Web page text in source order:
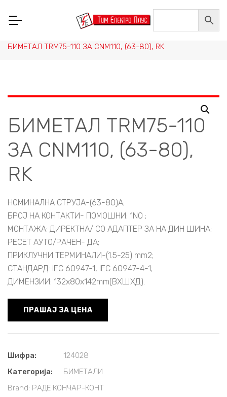
НИСКОНАПОНСКА ОПРЕМА
СКЛОПНА ТЕХНИКА, РЕЛЕИ И ПРЕИНУВАЧИ
БИМЕТАЛ TRM75-110 ЗА CNM110, (63-80), RK
БИМЕТАЛ TRM75-110
ЗА CNM110, (63-80),
RK
НОМИНАЛНА СТРУЈА-(63-80)A;
БРОЈ НА КОНТАКТИ- ПОМОШНИ: 1NO ;
МОНТАЖА: ДИРЕКТНА/ СО АДАПТЕР ЗА НА ДИН ШИНА;
РЕСЕТ АУТО/РАЧЕН- ДА;
ПРИКЛУЧНИ ТЕРМИНАЛИ-(1.5-25) mm2;
СТАНДAРД: IEC 60947-1, IEC 60947-4-1;
ДИМЕНЗИИ: 132x80x142mm(ВXШXД).
ПРАШАЈ ЗА ЦЕНА
Шифра:
124028
Категорија:
БИМЕТАЛИ
Brand: РАДЕ КОНЧАР-КОНТ